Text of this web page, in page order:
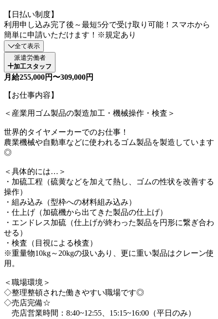
【日払い制度】
利用申し込み完了後～最短5分で受け取り可能！スマホから
簡単に申請いただけます！※規定あり
全て表示
派遣労働者
加工スタッフ
月給255,000円〜309,000円
【お仕事内容】
＜産業用ゴム製品の製造加工・機械操作・検査＞
世界的タイヤメーカーでのお仕事！
農業機械や自動車などに使われるゴム製品を製造しています
◎
＜具体的には…＞
・加硫工程（硫黄などを加えて熱し、ゴムの性状を改善する
操作）
・組み込み（型枠への材料組み込み）
・仕上げ（加硫機から出てきた製品の仕上げ）
・エンドレス加硫（仕上げが終わった製品を円形に繋ぎ合わ
せる）
・検査（目視による検査）
※重量物10kg～20kgの扱いあり、更に重い製品はクレーン使
用。
＜職場環境＞
◇整理整頓された働きやすい職場です◎
◇売店完備☆
売店営業時間：8:40~12:55、15:15~16:00（平日のみ）